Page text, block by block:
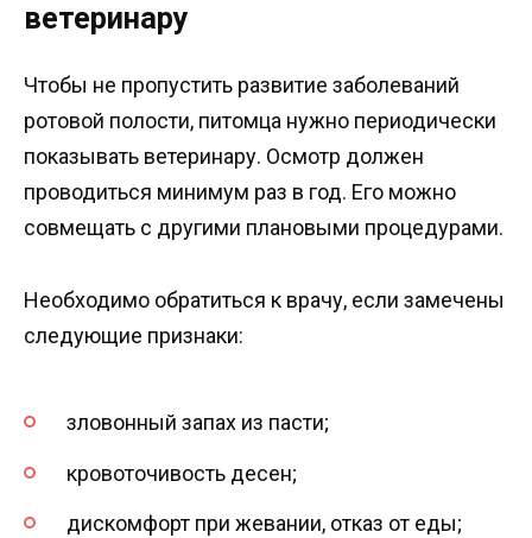
ветеринару
Чтобы не пропустить развитие заболеваний
ротовой полости, питомца нужно периодически
показывать ветеринару. Осмотр должен
проводиться минимум раз в год. Его можно
совмещать с другими плановыми процедурами.
Необходимо обратиться к врачу, если замечены
следующие признаки:
зловонный запах из пасти;
кровоточивость десен;
дискомфорт при жевании, отказ от еды;